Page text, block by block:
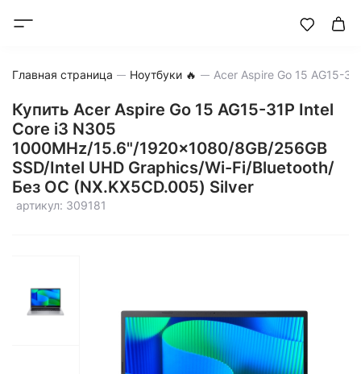
Главная страница Ноутбуки 🔥
Купить Acer Aspire Go 15 AG15-31P Intel
Core i3 N305
1000MHz/15.6"/1920x1080/8GB/256GB
SSD/Intel UHD Graphics/Wi-Fi/Bluetooth/
Без ОС (NX.KX5CD.005) Silver
артикул: 309181